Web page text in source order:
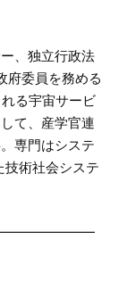
、独立行政法
府委員を務める
る宇宙サービ
て、産学官連
専門はシステ
技術社会システ